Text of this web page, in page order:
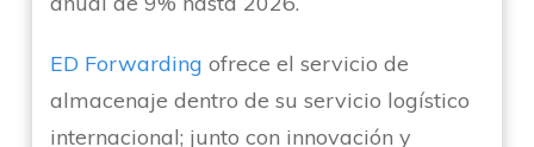
ED Forwarding ofrece el servicio de
almacenaje dentro de su servicio logístico
internacional; junto con innovación y